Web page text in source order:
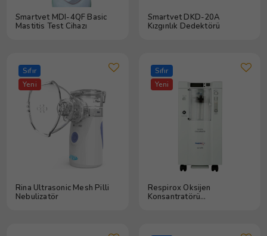
Smartvet MDI-4QF Basic
Mastitis Test Cihazı
Smartvet DKD-20A
Kızgınlık Dedektörü
Sıfır
Yeni
Rina Ultrasonic Mesh Pilli
Nebulizatör
Sıfır
Yeni
Respirox Oksijen
Konsantratörü